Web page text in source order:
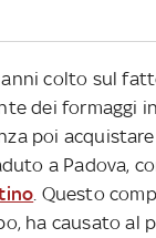
colto sul
dei formaggi
poi acquistare
a Padova,
. Questo
ha causato al